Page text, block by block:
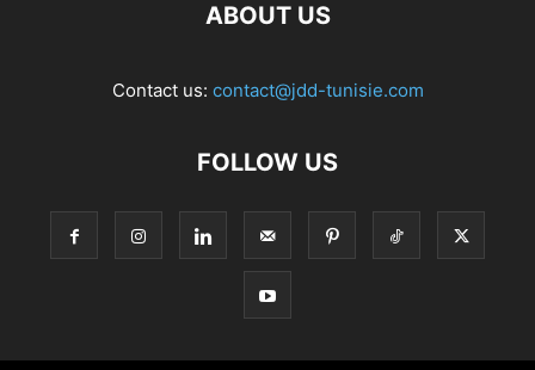
ABOUT US
Contact us: contact@jdd-tunisie.com
FOLLOW US